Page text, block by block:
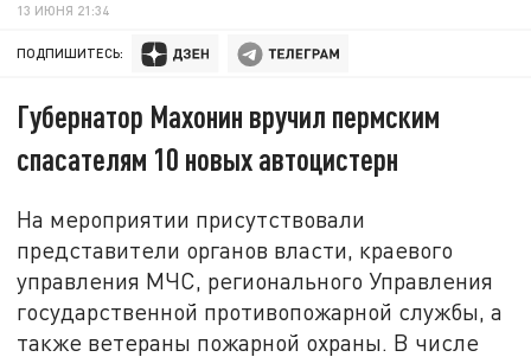
13 ИЮНЯ 21:34
ПОДПИШИТЕСЬ:
Губернатор Махонин вручил пермским
спасателям 10 новых автоцистерн
На мероприятии присутствовали
представители органов власти, краевого
управления МЧС, регионального Управления
государственной противопожарной службы, а
также ветераны пожарной охраны. В числе